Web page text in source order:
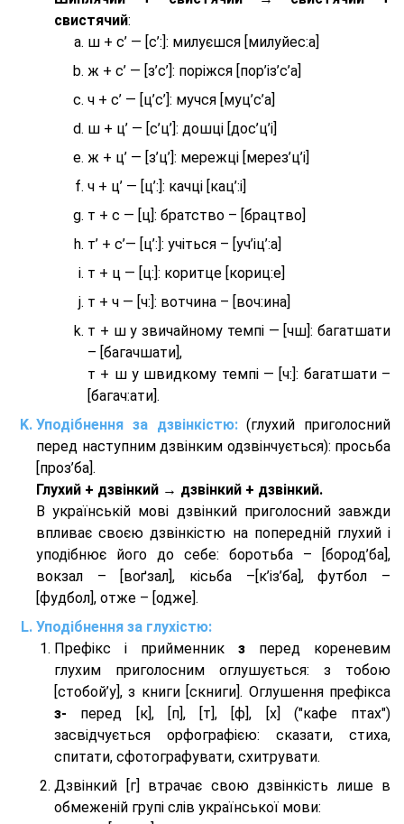
свистячий:
ш + с’ — [с’:]: милуєшся [милуйес:а]
ж + с’ — [з’с’]: поріжся [пор’із’с’а]
ч + с’ — [ц’с’]: мучся [муц’с’а]
ш + ц’ — [с’ц’]: дошці [дос’ц’і]
ж + ц’ — [з’ц’]: мережці [мерез’ц’і]
ч + ц’ — [ц’:]: качці [кац’:і]
т + с — [ц]: братство – [брaцтво]
т’ + с’— [ц’:]: учіться – [уч’іц’:a]
т + ц — [ц:]: коритце [кориц:е]
т + ч — [ч:]: вотчина – [вoч:ина]
т + ш у звичайному темпі — [чш]: багатшати
– [багачшати],
т + ш у швидкому темпі — [ч:]: багатшати –
[багач:ати].
Уподібнення за дзвінкістю:(глухий приголосний
перед наступним дзвінким одзвінчується): просьба
[проз’ба].
Глухий + дзвінкий → дзвінкий + дзвінкий.
В українській мові дзвінкий приголосний завжди
впливає своєю дзвінкістю на попередній глухий і
уподібнює його до себе: боротьба – [бород’ба],
вокзал – [воґзал], кісьба –[к’із’ба], футбол –
[фудбол], отже – [одже].
Уподібнення за глухістю:
Префікс і прийменник з перед кореневим
глухим приголосним оглушується: з тобою
[стобой’у], з книги [скниги]. Оглушення префікса
з- перед [к], [п], [т], [ф], [х] ("кафе птах")
засвідчується орфографією: сказати, стиха,
спитати, сфотографувати, схитрувати.
Дзвінкий [г] втрачає свою дзвінкість лише в
обмеженій групі слів української мови: